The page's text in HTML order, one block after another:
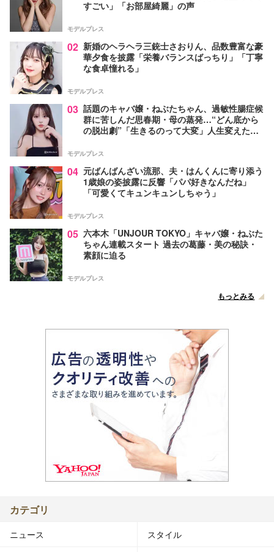
すごい」「お部屋綺麗」の声
モデルプレス
02 新婚のヘラヘラ三銃士さおりん、品数豊富な豪
華夕食を披露「栄養バランスばっちり」「丁寧
な食卓憧れる」
モデルプレス
03 話題のキャバ嬢・ねぶたちゃん、過敏性腸症候
群に苦しんだ思春期・母の蒸発…“どん底から
の脱出劇”「生きるのって大変」人生変えた言
モデルプレス
04 元ばんばんざい流那、夫・はんくんに寄り添う
1歳娘の姿披露に反響「パパ好きなんだね」
「可愛くてキュンキュンしちゃう」
モデルプレス
05 六本木「UNJOUR TOKYO」キャバ嬢・ねぶた
ちゃん連載スタート 過去の葛藤・美の秘訣・
素顔に迫る
モデルプレス
もっとみる
カテゴリ
ニュース スタイル